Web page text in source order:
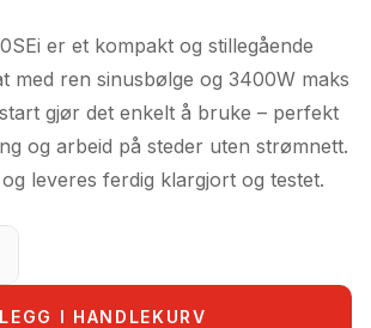
er:
17.890,00kr.
er et kompakt og stillegående
med ren sinusbølge og 3400W maks
gjør det enkelt å bruke – perfekt
og arbeid på steder uten strømnett.
leveres ferdig klargjort og testet.
LEGG I HANDLEKURV